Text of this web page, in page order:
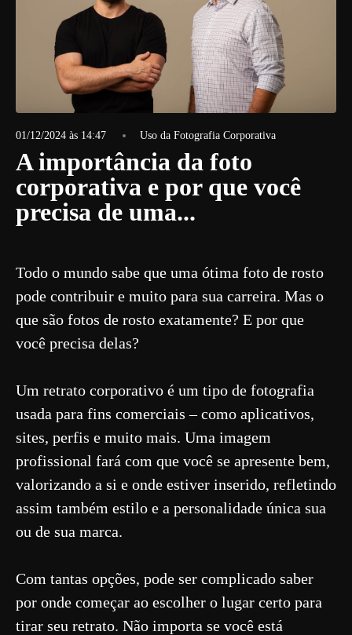
01/12/2024 às 14:47 Uso da Fotografia Corporativa
A importância da foto
corporativa e por que você
precisa de uma...
Todo o mundo sabe que uma ótima foto de rosto
pode contribuir e muito para sua carreira. Mas o
que são fotos de rosto exatamente? E por que
você precisa delas?
Um retrato corporativo é um tipo de fotografia
usada para fins comerciais – como aplicativos,
sites, perfis e muito mais. Uma imagem
profissional fará com que você se apresente bem,
valorizando a si e onde estiver inserido, refletindo
assim também estilo e a personalidade única sua
ou de sua marca.
Com tantas opções, pode ser complicado saber
por onde começar ao escolher o lugar certo para
tirar seu retrato. Não importa se você está